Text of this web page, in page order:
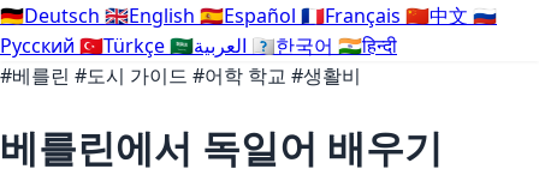
🇩🇪Deutsch 🇬🇧English 🇪🇸Español 🇫🇷Français 🇨🇳中文 🇷🇺
Русский 🇹🇷Türkçe🇸🇦 🇰🇷한국어 🇮🇳हिन्दी
#베를린 #도시 가이드 #어학 학교 #생활비
베를린에서 독일어 배우기